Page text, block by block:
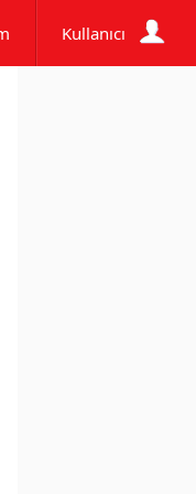
Kullanıcı